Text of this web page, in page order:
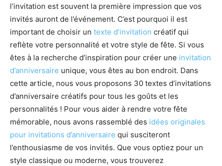
l’invitation est souvent la première impression que vos
invités auront de l’événement. C’est pourquoi il est
important de choisir un texte d’invitation créatif qui
reflète votre personnalité et votre style de fête. Si vous
êtes à la recherche d’inspiration pour créer une invitation
d’anniversaire unique, vous êtes au bon endroit. Dans
cette article, nous vous proposons 30 textes d’invitations
d’anniversaire créatifs pour tous les goûts et les
personnalités ! Pour vous aider à rendre votre fête
mémorable, nous avons rassemblé des idées originales
pour invitations d’anniversaire qui susciteront
l’enthousiasme de vos invités. Que vous optiez pour un
style classique ou moderne, vous trouverez